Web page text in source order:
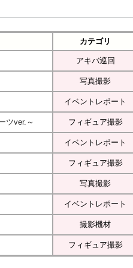
カテゴリ
アキバ巡回
写真撮影
イベントレポート
ツver.～ フィギュア撮影
イベントレポート
フィギュア撮影
写真撮影
イベントレポート
撮影機材
フィギュア撮影